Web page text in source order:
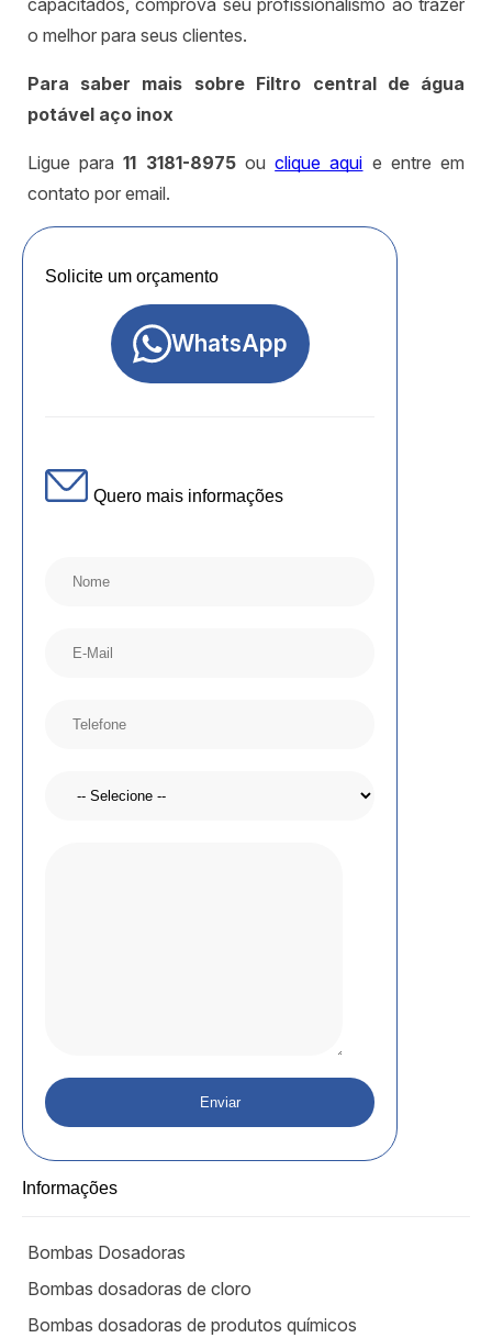
o melhor para seus clientes.
Para saber mais sobre Filtro central de água
potável aço inox
Ligue para11 3181-8975ouclique aqui e entre em
contato por email.
Solicite um orçamento
WhatsApp
Quero mais informações
Informações
Bombas Dosadoras
Bombas dosadoras de cloro
Bombas dosadoras de produtos químicos